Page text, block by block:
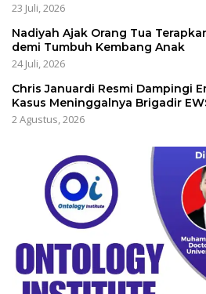
23 Juli, 2026
Nadiyah Ajak Orang Tua
demi Tumbuh Kembang Anak
24 Juli, 2026
Chris Januardi Resmi Dampingi
Kasus Meninggalnya Brigadir
2 Agustus, 2026